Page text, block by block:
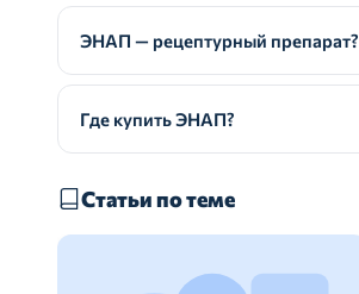
ЭНАП — рецептурный препарат?
Где купить ЭНАП?
Статьи по теме